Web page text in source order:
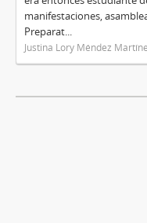
manifestaciones,
Preparat...
Justina Lory Méndez